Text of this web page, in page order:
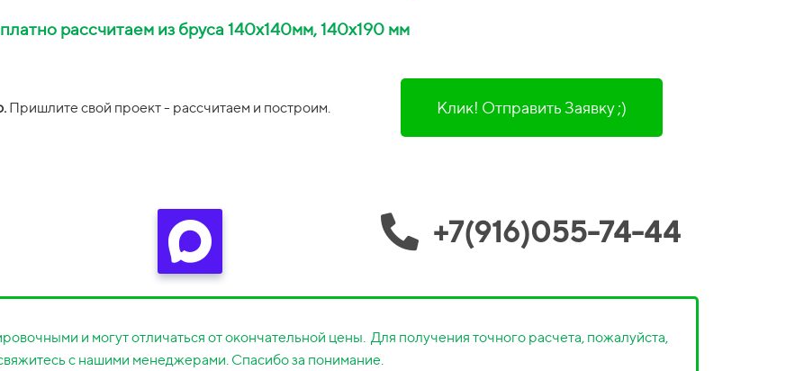
рассчитаем из бруса 140х140мм, 140х190 мм
Пришлите свой проект - рассчитаем и построим. Клик! Отправить Заявку ;)
+7(916)055-74-44
и могут отличаться от окончательной цены. Для получения точного расчета, пожалуйста,
с нашими менеджерами. Спасибо за понимание.